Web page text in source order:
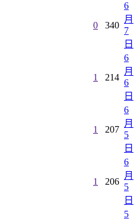
0 340
6
月
7
日
1 214
6
月
6
日
1 207
6
月
5
日
1 206
6
月
5
日
5